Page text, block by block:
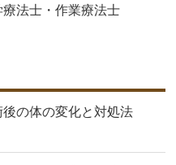
法士・作業療法士
の体の変化と対処法